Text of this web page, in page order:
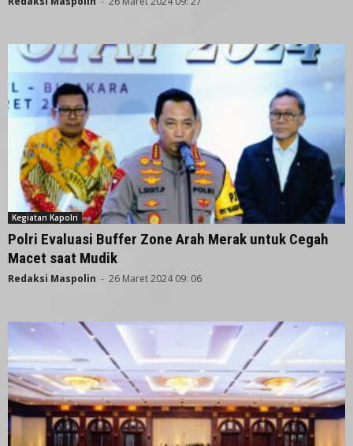
Kegiatan Kapolri
Polri Evaluasi Buffer Zone Arah Merak untuk Cegah
Macet saat Mudik
Redaksi Maspolin - 26 Maret 2024 09: 06